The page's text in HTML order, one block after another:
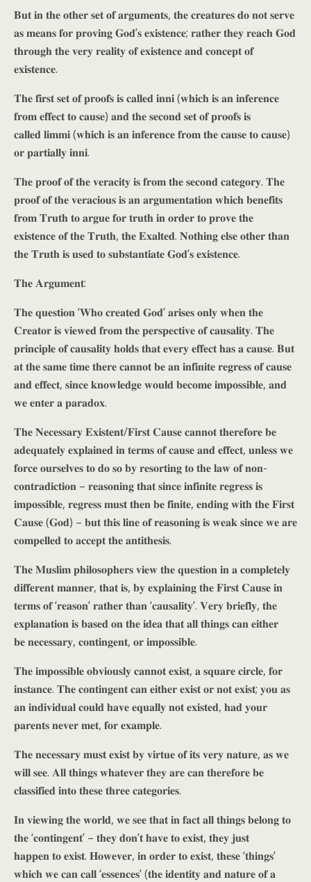
𝐁𝐮𝐭 𝐢𝐧 𝐭𝐡𝐞 𝐨𝐭𝐡𝐞𝐫 𝐬𝐞𝐭 𝐨𝐟 𝐚𝐫𝐠𝐮𝐦𝐞𝐧𝐭𝐬, 𝐭𝐡𝐞 𝐜𝐫𝐞𝐚𝐭𝐮𝐫𝐞𝐬 𝐝𝐨 𝐧𝐨𝐭 𝐬𝐞𝐫𝐯𝐞
𝐚𝐬 𝐦𝐞𝐚𝐧𝐬 𝐟𝐨𝐫 𝐩𝐫𝐨𝐯𝐢𝐧𝐠 𝐆𝐨𝐝’𝐬 𝐞𝐱𝐢𝐬𝐭𝐞𝐧𝐜𝐞; 𝐫𝐚𝐭𝐡𝐞𝐫 𝐭𝐡𝐞𝐲 𝐫𝐞𝐚𝐜𝐡 𝐆𝐨𝐝
𝐭𝐡𝐫𝐨𝐮𝐠𝐡 𝐭𝐡𝐞 𝐯𝐞𝐫𝐲 𝐫𝐞𝐚𝐥𝐢𝐭𝐲 𝐨𝐟 𝐞𝐱𝐢𝐬𝐭𝐞𝐧𝐜𝐞 𝐚𝐧𝐝 𝐜𝐨𝐧𝐜𝐞𝐩𝐭 𝐨𝐟
𝐞𝐱𝐢𝐬𝐭𝐞𝐧𝐜𝐞.
𝐓𝐡𝐞 𝐟𝐢𝐫𝐬𝐭 𝐬𝐞𝐭 𝐨𝐟 𝐩𝐫𝐨𝐨𝐟𝐬 𝐢𝐬 𝐜𝐚𝐥𝐥𝐞𝐝 𝐢𝐧𝐧𝐢 (𝐰𝐡𝐢𝐜𝐡 𝐢𝐬 𝐚𝐧 𝐢𝐧𝐟𝐞𝐫𝐞𝐧𝐜𝐞
𝐟𝐫𝐨𝐦 𝐞𝐟𝐟𝐞𝐜𝐭 𝐭𝐨 𝐜𝐚𝐮𝐬𝐞) 𝐚𝐧𝐝 𝐭𝐡𝐞 𝐬𝐞𝐜𝐨𝐧𝐝 𝐬𝐞𝐭 𝐨𝐟 𝐩𝐫𝐨𝐨𝐟𝐬 𝐢𝐬
𝐜𝐚𝐥𝐥𝐞𝐝 𝐥𝐢𝐦𝐦𝐢 (𝐰𝐡𝐢𝐜𝐡 𝐢𝐬 𝐚𝐧 𝐢𝐧𝐟𝐞𝐫𝐞𝐧𝐜𝐞 𝐟𝐫𝐨𝐦 𝐭𝐡𝐞 𝐜𝐚𝐮𝐬𝐞 𝐭𝐨 𝐜𝐚𝐮𝐬𝐞)
𝐨𝐫 𝐩𝐚𝐫𝐭𝐢𝐚𝐥𝐥𝐲 𝐢𝐧𝐧𝐢.
𝐓𝐡𝐞 𝐩𝐫𝐨𝐨𝐟 𝐨𝐟 𝐭𝐡𝐞 𝐯𝐞𝐫𝐚𝐜𝐢𝐭𝐲 𝐢𝐬 𝐟𝐫𝐨𝐦 𝐭𝐡𝐞 𝐬𝐞𝐜𝐨𝐧𝐝 𝐜𝐚𝐭𝐞𝐠𝐨𝐫𝐲. 𝐓𝐡𝐞
𝐩𝐫𝐨𝐨𝐟 𝐨𝐟 𝐭𝐡𝐞 𝐯𝐞𝐫𝐚𝐜𝐢𝐨𝐮𝐬 𝐢𝐬 𝐚𝐧 𝐚𝐫𝐠𝐮𝐦𝐞𝐧𝐭𝐚𝐭𝐢𝐨𝐧 𝐰𝐡𝐢𝐜𝐡 𝐛𝐞𝐧𝐞𝐟𝐢𝐭𝐬
𝐟𝐫𝐨𝐦 𝐓𝐫𝐮𝐭𝐡 𝐭𝐨 𝐚𝐫𝐠𝐮𝐞 𝐟𝐨𝐫 𝐭𝐫𝐮𝐭𝐡 𝐢𝐧 𝐨𝐫𝐝𝐞𝐫 𝐭𝐨 𝐩𝐫𝐨𝐯𝐞 𝐭𝐡𝐞
𝐞𝐱𝐢𝐬𝐭𝐞𝐧𝐜𝐞 𝐨𝐟 𝐭𝐡𝐞 𝐓𝐫𝐮𝐭𝐡, 𝐭𝐡𝐞 𝐄𝐱𝐚𝐥𝐭𝐞𝐝. 𝐍𝐨𝐭𝐡𝐢𝐧𝐠 𝐞𝐥𝐬𝐞 𝐨𝐭𝐡𝐞𝐫 𝐭𝐡𝐚𝐧
𝐭𝐡𝐞 𝐓𝐫𝐮𝐭𝐡 𝐢𝐬 𝐮𝐬𝐞𝐝 𝐭𝐨 𝐬𝐮𝐛𝐬𝐭𝐚𝐧𝐭𝐢𝐚𝐭𝐞 𝐆𝐨𝐝’𝐬 𝐞𝐱𝐢𝐬𝐭𝐞𝐧𝐜𝐞.
𝐓𝐡𝐞 𝐀𝐫𝐠𝐮𝐦𝐞𝐧𝐭:
𝐓𝐡𝐞 𝐪𝐮𝐞𝐬𝐭𝐢𝐨𝐧 ‘𝐖𝐡𝐨 𝐜𝐫𝐞𝐚𝐭𝐞𝐝 𝐆𝐨𝐝’ 𝐚𝐫𝐢𝐬𝐞𝐬 𝐨𝐧𝐥𝐲 𝐰𝐡𝐞𝐧 𝐭𝐡𝐞
𝐂𝐫𝐞𝐚𝐭𝐨𝐫 𝐢𝐬 𝐯𝐢𝐞𝐰𝐞𝐝 𝐟𝐫𝐨𝐦 𝐭𝐡𝐞 𝐩𝐞𝐫𝐬𝐩𝐞𝐜𝐭𝐢𝐯𝐞 𝐨𝐟 𝐜𝐚𝐮𝐬𝐚𝐥𝐢𝐭𝐲. 𝐓𝐡𝐞
𝐩𝐫𝐢𝐧𝐜𝐢𝐩𝐥𝐞 𝐨𝐟 𝐜𝐚𝐮𝐬𝐚𝐥𝐢𝐭𝐲 𝐡𝐨𝐥𝐝𝐬 𝐭𝐡𝐚𝐭 𝐞𝐯𝐞𝐫𝐲 𝐞𝐟𝐟𝐞𝐜𝐭 𝐡𝐚𝐬 𝐚 𝐜𝐚𝐮𝐬𝐞. 𝐁𝐮𝐭
𝐚𝐭 𝐭𝐡𝐞 𝐬𝐚𝐦𝐞 𝐭𝐢𝐦𝐞 𝐭𝐡𝐞𝐫𝐞 𝐜𝐚𝐧𝐧𝐨𝐭 𝐛𝐞 𝐚𝐧 𝐢𝐧𝐟𝐢𝐧𝐢𝐭𝐞 𝐫𝐞𝐠𝐫𝐞𝐬𝐬 𝐨𝐟 𝐜𝐚𝐮𝐬𝐞
𝐚𝐧𝐝 𝐞𝐟𝐟𝐞𝐜𝐭, 𝐬𝐢𝐧𝐜𝐞 𝐤𝐧𝐨𝐰𝐥𝐞𝐝𝐠𝐞 𝐰𝐨𝐮𝐥𝐝 𝐛𝐞𝐜𝐨𝐦𝐞 𝐢𝐦𝐩𝐨𝐬𝐬𝐢𝐛𝐥𝐞, 𝐚𝐧𝐝
𝐰𝐞 𝐞𝐧𝐭𝐞𝐫 𝐚 𝐩𝐚𝐫𝐚𝐝𝐨𝐱.
𝐓𝐡𝐞 𝐍𝐞𝐜𝐞𝐬𝐬𝐚𝐫𝐲 𝐄𝐱𝐢𝐬𝐭𝐞𝐧𝐭/𝐅𝐢𝐫𝐬𝐭 𝐂𝐚𝐮𝐬𝐞 𝐜𝐚𝐧𝐧𝐨𝐭 𝐭𝐡𝐞𝐫𝐞𝐟𝐨𝐫𝐞 𝐛𝐞
𝐚𝐝𝐞𝐪𝐮𝐚𝐭𝐞𝐥𝐲 𝐞𝐱𝐩𝐥𝐚𝐢𝐧𝐞𝐝 𝐢𝐧 𝐭𝐞𝐫𝐦𝐬 𝐨𝐟 𝐜𝐚𝐮𝐬𝐞 𝐚𝐧𝐝 𝐞𝐟𝐟𝐞𝐜𝐭, 𝐮𝐧𝐥𝐞𝐬𝐬 𝐰𝐞
𝐟𝐨𝐫𝐜𝐞 𝐨𝐮𝐫𝐬𝐞𝐥𝐯𝐞𝐬 𝐭𝐨 𝐝𝐨 𝐬𝐨 𝐛𝐲 𝐫𝐞𝐬𝐨𝐫𝐭𝐢𝐧𝐠 𝐭𝐨 𝐭𝐡𝐞 𝐥𝐚𝐰 𝐨𝐟 𝐧𝐨𝐧-
𝐜𝐨𝐧𝐭𝐫𝐚𝐝𝐢𝐜𝐭𝐢𝐨𝐧 – 𝐫𝐞𝐚𝐬𝐨𝐧𝐢𝐧𝐠 𝐭𝐡𝐚𝐭 𝐬𝐢𝐧𝐜𝐞 𝐢𝐧𝐟𝐢𝐧𝐢𝐭𝐞 𝐫𝐞𝐠𝐫𝐞𝐬𝐬 𝐢𝐬
𝐢𝐦𝐩𝐨𝐬𝐬𝐢𝐛𝐥𝐞, 𝐫𝐞𝐠𝐫𝐞𝐬𝐬 𝐦𝐮𝐬𝐭 𝐭𝐡𝐞𝐧 𝐛𝐞 𝐟𝐢𝐧𝐢𝐭𝐞, 𝐞𝐧𝐝𝐢𝐧𝐠 𝐰𝐢𝐭𝐡 𝐭𝐡𝐞 𝐅𝐢𝐫𝐬𝐭
𝐂𝐚𝐮𝐬𝐞 (𝐆𝐨𝐝) – 𝐛𝐮𝐭 𝐭𝐡𝐢𝐬 𝐥𝐢𝐧𝐞 𝐨𝐟 𝐫𝐞𝐚𝐬𝐨𝐧𝐢𝐧𝐠 𝐢𝐬 𝐰𝐞𝐚𝐤 𝐬𝐢𝐧𝐜𝐞 𝐰𝐞 𝐚𝐫𝐞
𝐜𝐨𝐦𝐩𝐞𝐥𝐥𝐞𝐝 𝐭𝐨 𝐚𝐜𝐜𝐞𝐩𝐭 𝐭𝐡𝐞 𝐚𝐧𝐭𝐢𝐭𝐡𝐞𝐬𝐢𝐬.
𝐓𝐡𝐞 𝐌𝐮𝐬𝐥𝐢𝐦 𝐩𝐡𝐢𝐥𝐨𝐬𝐨𝐩𝐡𝐞𝐫𝐬 𝐯𝐢𝐞𝐰 𝐭𝐡𝐞 𝐪𝐮𝐞𝐬𝐭𝐢𝐨𝐧 𝐢𝐧 𝐚 𝐜𝐨𝐦𝐩𝐥𝐞𝐭𝐞𝐥𝐲
𝐝𝐢𝐟𝐟𝐞𝐫𝐞𝐧𝐭 𝐦𝐚𝐧𝐧𝐞𝐫, 𝐭𝐡𝐚𝐭 𝐢𝐬, 𝐛𝐲 𝐞𝐱𝐩𝐥𝐚𝐢𝐧𝐢𝐧𝐠 𝐭𝐡𝐞 𝐅𝐢𝐫𝐬𝐭 𝐂𝐚𝐮𝐬𝐞 𝐢𝐧
𝐭𝐞𝐫𝐦𝐬 𝐨𝐟 ‘𝐫𝐞𝐚𝐬𝐨𝐧’ 𝐫𝐚𝐭𝐡𝐞𝐫 𝐭𝐡𝐚𝐧 ‘𝐜𝐚𝐮𝐬𝐚𝐥𝐢𝐭𝐲’. 𝐕𝐞𝐫𝐲 𝐛𝐫𝐢𝐞𝐟𝐥𝐲, 𝐭𝐡𝐞
𝐞𝐱𝐩𝐥𝐚𝐧𝐚𝐭𝐢𝐨𝐧 𝐢𝐬 𝐛𝐚𝐬𝐞𝐝 𝐨𝐧 𝐭𝐡𝐞 𝐢𝐝𝐞𝐚 𝐭𝐡𝐚𝐭 𝐚𝐥𝐥 𝐭𝐡𝐢𝐧𝐠𝐬 𝐜𝐚𝐧 𝐞𝐢𝐭𝐡𝐞𝐫
𝐛𝐞 𝐧𝐞𝐜𝐞𝐬𝐬𝐚𝐫𝐲, 𝐜𝐨𝐧𝐭𝐢𝐧𝐠𝐞𝐧𝐭, 𝐨𝐫 𝐢𝐦𝐩𝐨𝐬𝐬𝐢𝐛𝐥𝐞.
𝐓𝐡𝐞 𝐢𝐦𝐩𝐨𝐬𝐬𝐢𝐛𝐥𝐞 𝐨𝐛𝐯𝐢𝐨𝐮𝐬𝐥𝐲 𝐜𝐚𝐧𝐧𝐨𝐭 𝐞𝐱𝐢𝐬𝐭, 𝐚 𝐬𝐪𝐮𝐚𝐫𝐞 𝐜𝐢𝐫𝐜𝐥𝐞, 𝐟𝐨𝐫
𝐢𝐧𝐬𝐭𝐚𝐧𝐜𝐞. 𝐓𝐡𝐞 𝐜𝐨𝐧𝐭𝐢𝐧𝐠𝐞𝐧𝐭 𝐜𝐚𝐧 𝐞𝐢𝐭𝐡𝐞𝐫 𝐞𝐱𝐢𝐬𝐭 𝐨𝐫 𝐧𝐨𝐭 𝐞𝐱𝐢𝐬𝐭; 𝐲𝐨𝐮 𝐚𝐬
𝐚𝐧 𝐢𝐧𝐝𝐢𝐯𝐢𝐝𝐮𝐚𝐥 𝐜𝐨𝐮𝐥𝐝 𝐡𝐚𝐯𝐞 𝐞𝐪𝐮𝐚𝐥𝐥𝐲 𝐧𝐨𝐭 𝐞𝐱𝐢𝐬𝐭𝐞𝐝, 𝐡𝐚𝐝 𝐲𝐨𝐮𝐫
𝐩𝐚𝐫𝐞𝐧𝐭𝐬 𝐧𝐞𝐯𝐞𝐫 𝐦𝐞𝐭, 𝐟𝐨𝐫 𝐞𝐱𝐚𝐦𝐩𝐥𝐞.
𝐓𝐡𝐞 𝐧𝐞𝐜𝐞𝐬𝐬𝐚𝐫𝐲 𝐦𝐮𝐬𝐭 𝐞𝐱𝐢𝐬𝐭 𝐛𝐲 𝐯𝐢𝐫𝐭𝐮𝐞 𝐨𝐟 𝐢𝐭𝐬 𝐯𝐞𝐫𝐲 𝐧𝐚𝐭𝐮𝐫𝐞, 𝐚𝐬 𝐰𝐞
𝐰𝐢𝐥𝐥 𝐬𝐞𝐞. 𝐀𝐥𝐥 𝐭𝐡𝐢𝐧𝐠𝐬 𝐰𝐡𝐚𝐭𝐞𝐯𝐞𝐫 𝐭𝐡𝐞𝐲 𝐚𝐫𝐞 𝐜𝐚𝐧 𝐭𝐡𝐞𝐫𝐞𝐟𝐨𝐫𝐞 𝐛𝐞
𝐜𝐥𝐚𝐬𝐬𝐢𝐟𝐢𝐞𝐝 𝐢𝐧𝐭𝐨 𝐭𝐡𝐞𝐬𝐞 𝐭𝐡𝐫𝐞𝐞 𝐜𝐚𝐭𝐞𝐠𝐨𝐫𝐢𝐞𝐬.
𝐈𝐧 𝐯𝐢𝐞𝐰𝐢𝐧𝐠 𝐭𝐡𝐞 𝐰𝐨𝐫𝐥𝐝, 𝐰𝐞 𝐬𝐞𝐞 𝐭𝐡𝐚𝐭 𝐢𝐧 𝐟𝐚𝐜𝐭 𝐚𝐥𝐥 𝐭𝐡𝐢𝐧𝐠𝐬 𝐛𝐞𝐥𝐨𝐧𝐠 𝐭𝐨
𝐭𝐡𝐞 ‘𝐜𝐨𝐧𝐭𝐢𝐧𝐠𝐞𝐧𝐭’ – 𝐭𝐡𝐞𝐲 𝐝𝐨𝐧’𝐭 𝐡𝐚𝐯𝐞 𝐭𝐨 𝐞𝐱𝐢𝐬𝐭, 𝐭𝐡𝐞𝐲 𝐣𝐮𝐬𝐭
𝐡𝐚𝐩𝐩𝐞𝐧 𝐭𝐨 𝐞𝐱𝐢𝐬𝐭. 𝐇𝐨𝐰𝐞𝐯𝐞𝐫, 𝐢𝐧 𝐨𝐫𝐝𝐞𝐫 𝐭𝐨 𝐞𝐱𝐢𝐬𝐭, 𝐭𝐡𝐞𝐬𝐞 ‘𝐭𝐡𝐢𝐧𝐠𝐬’
𝐰𝐡𝐢𝐜𝐡 𝐰𝐞 𝐜𝐚𝐧 𝐜𝐚𝐥𝐥 ‘𝐞𝐬𝐬𝐞𝐧𝐜𝐞𝐬’ (𝐭𝐡𝐞 𝐢𝐝𝐞𝐧𝐭𝐢𝐭𝐲 𝐚𝐧𝐝 𝐧𝐚𝐭𝐮𝐫𝐞 𝐨𝐟 𝐚